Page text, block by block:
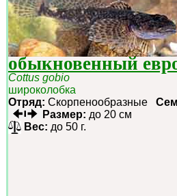
обыкновенный
Cottus gobio
широколобка
Отряд: Скорпенообразные
Размер: до 20 см
Вес: до 50 г.